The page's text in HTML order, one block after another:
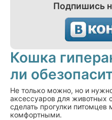
Подпишись
Кошка
ли
Не только можно, но и
аксессуаров для животных
сделать прогулки
комфортными.